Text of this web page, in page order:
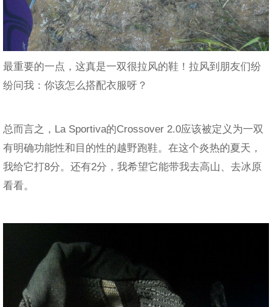
最重要的一点，这真是一双很拉风的鞋！拉风到朋友们纷
纷问我：你该怎么搭配衣服呀？
总而言之，La Sportiva的Crossover 2.0应该被定义为一双
有明确功能性和目的性的越野跑鞋。在这个炎热的夏天，
我给它打8分。还有2分，我希望它能带我去高山、去冰原
看看。